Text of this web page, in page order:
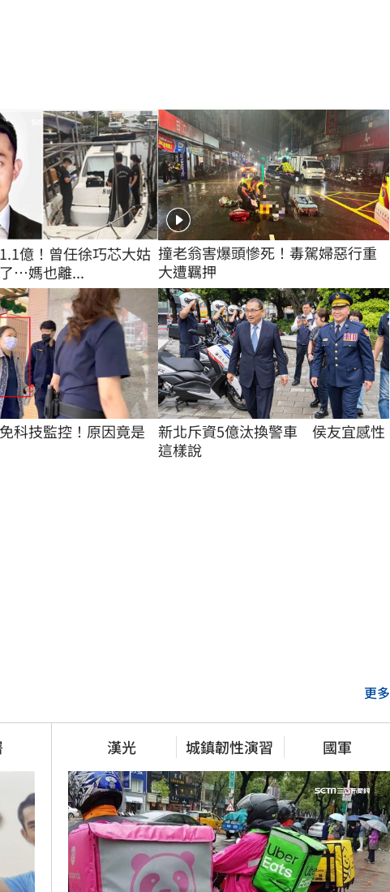
億！曾任徐巧芯大姑
…媽也離...
撞老翁害爆頭慘死！毒駕婦惡行重
大遭羈押
科技監控！原因竟是
新北斥資5億汰換警車　侯友宜感性
這樣說
更多
漢光 城鎮韌性演習 國軍